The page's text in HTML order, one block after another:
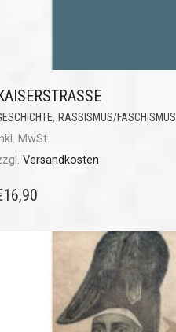
, RASSISMUS/FASCHISMUS
MwSt.
Versandkosten
16,90